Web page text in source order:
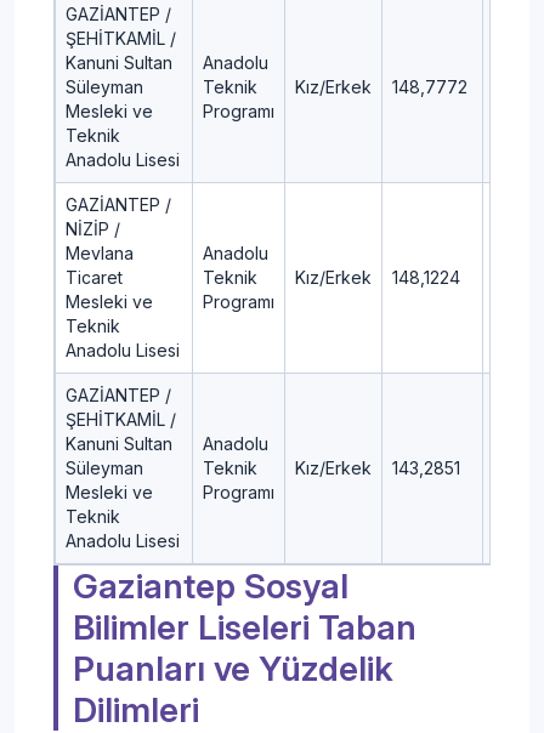
GAZİANTEP /
ŞEHİTKAMİL /
Kanuni Sultan
Süleyman
Mesleki ve
Teknik
Anadolu Lisesi
Anadolu
Teknik
Programı
Kız/Erkek 148,7772
GAZİANTEP /
NİZİP /
Mevlana
Ticaret
Mesleki ve
Teknik
Anadolu Lisesi
Anadolu
Teknik
Programı
Kız/Erkek 148,1224
GAZİANTEP /
ŞEHİTKAMİL /
Kanuni Sultan
Süleyman
Mesleki ve
Teknik
Anadolu Lisesi
Anadolu
Teknik
Programı
Kız/Erkek 143,2851
Gaziantep Sosyal
Bilimler Liseleri Taban
Puanları ve Yüzdelik
Dilimleri